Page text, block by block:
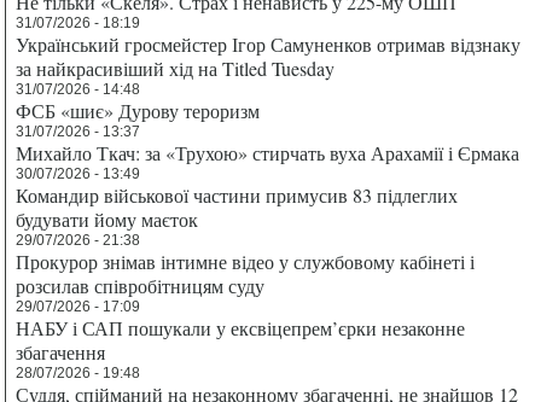
31/07/2026 - 18:19
Український гросмейстер Ігор Самуненков отримав відзнаку
за найкрасивіший хід на Titled Tuesday
31/07/2026 - 14:48
ФСБ «шиє» Дурову тероризм
31/07/2026 - 13:37
Михайло Ткач: за «Трухою» стирчать вуха Арахамії і Єрмака
30/07/2026 - 13:49
Командир військової частини примусив 83 підлеглих
будувати йому маєток
29/07/2026 - 21:38
Прокурор знімав інтимне відео у службовому кабінеті і
розсилав співробітницям суду
29/07/2026 - 17:09
НАБУ і САП пошукали у ексвіцепрем’єрки незаконне
збагачення
28/07/2026 - 19:48
Суддя, спійманий на незаконному збагаченні, не знайшов 12